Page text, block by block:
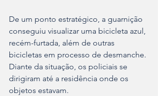
De um ponto estratégico, a guarnição
conseguiu visualizar uma bicicleta azul,
recém-furtada, além de outras
bicicletas em processo de desmanche.
Diante da situação, os policiais se
dirigiram até a residência onde os
objetos estavam.